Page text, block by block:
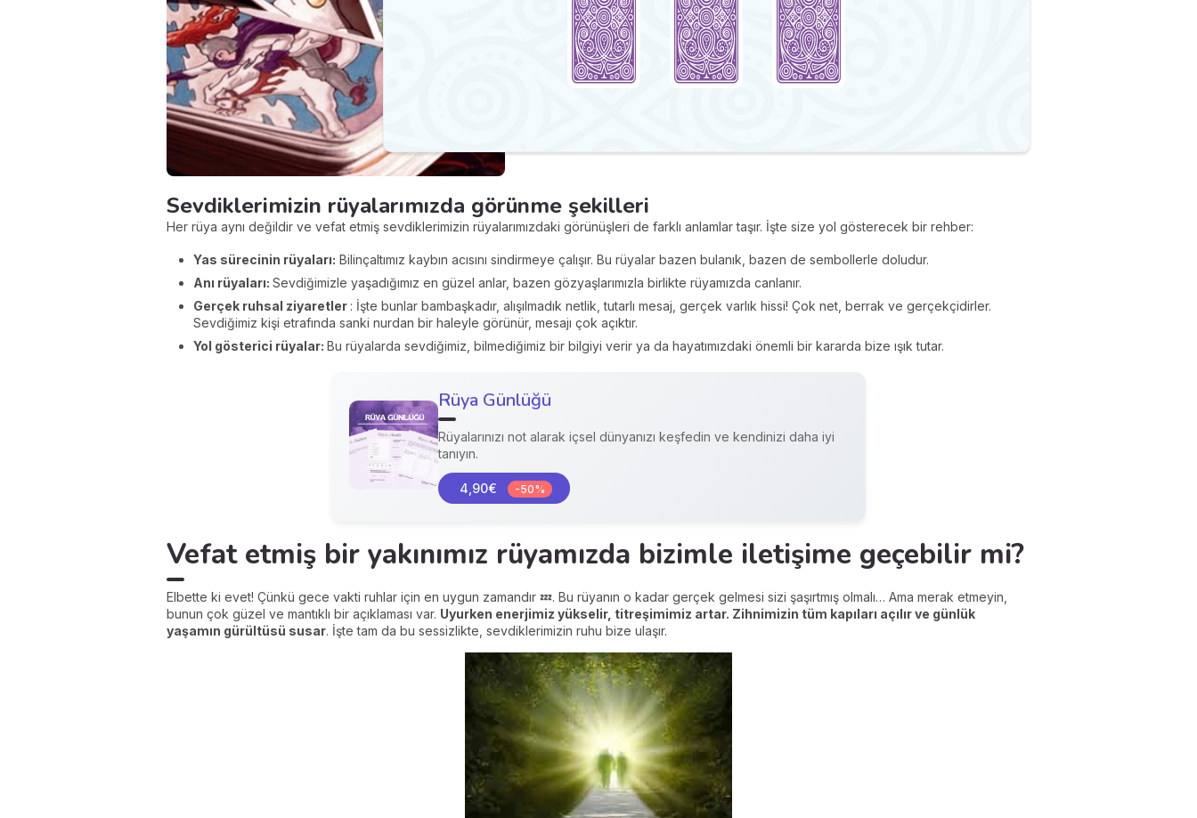
Sevdiklerimizin rüyalarımızda görünme şekilleri
Her rüya aynı değildir ve vefat etmiş sevdiklerimizin rüyalarımızdaki görünüşleri de farklı anlamlar taşır. İşte size yol gösterecek bir rehber:
Yas sürecinin rüyaları: Bilinçaltımız kaybın acısını sindirmeye çalışır. Bu rüyalar bazen bulanık, bazen de sembollerle doludur.
Anı rüyaları: Sevdiğimizle yaşadığımız en güzel anlar, bazen gözyaşlarımızla birlikte rüyamızda canlanır.
Gerçek ruhsal ziyaretler : İşte bunlar bambaşkadır, alışılmadık netlik, tutarlı mesaj, gerçek varlık hissi! Çok net, berrak ve gerçekçidirler.
Sevdiğimiz kişi etrafında sanki nurdan bir haleyle görünür, mesajı çok açıktır.
Yol gösterici rüyalar: Bu rüyalarda sevdiğimiz, bilmediğimiz bir bilgiyi verir ya da hayatımızdaki önemli bir kararda bize ışık tutar.
Rüya Günlüğü
Rüyalarınızı not alarak içsel dünyanızı keşfedin ve kendinizi daha iyi
tanıyın.
4,90€ -50%
Vefat etmiş bir yakınımız rüyamızda bizimle iletişime geçebilir mi?
Elbette ki evet! Çünkü gece vakti ruhlar için en uygun zamandır 💤. Bu rüyanın o kadar gerçek gelmesi sizi şaşırtmış olmalı… Ama merak etmeyin,
bunun çok güzel ve mantıklı bir açıklaması var. Uyurken enerjimiz yükselir, titreşimimiz artar. Zihnimizin tüm kapıları açılır ve günlük
yaşamın gürültüsü susar. İşte tam da bu sessizlikte, sevdiklerimizin ruhu bize ulaşır.